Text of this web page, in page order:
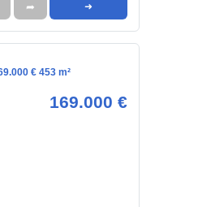
➦ ➜
€ 453 m²
169.000 €